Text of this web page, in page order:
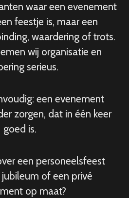
waar een evenement
feestje is, maar een
waardering of trots.
wij organisatie en
serieus.
een evenement
zorgen, dat in één keer
goed is.
een personeelsfeest
jubileum of een privé
op maat?